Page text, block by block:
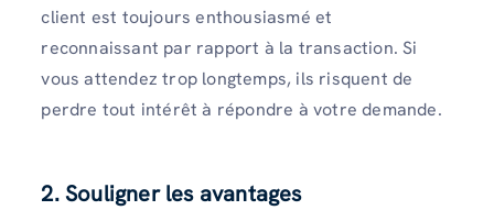
client est toujours enthousiasmé et
reconnaissant par rapport à la transaction. Si
vous attendez trop longtemps, ils risquent de
perdre tout intérêt à répondre à votre demande.
2. Souligner les avantages